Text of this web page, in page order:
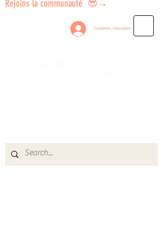
Rejoins la communauté 😎→
Connexion / Inscription